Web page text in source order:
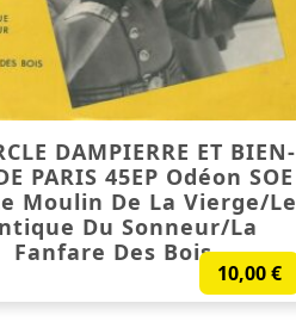
DAMPIERRE ET BIEN-
PARIS 45EP Odéon SOE
Moulin De La Vierge/Le
Du Sonneur/La
Fanfare Des Bois
10,00€